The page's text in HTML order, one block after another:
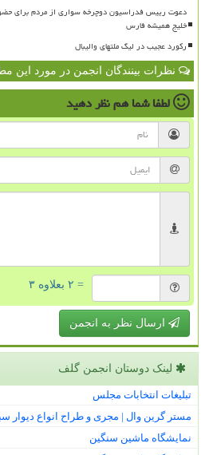
دعوت رییس فدراسیون دوچرخه سواری از مردم برای
خلیج همیشه فارس
رکورد عجیب در لیگ ملتهای والیبال
نظرات بینندگان انجمن در مورد این
لطفا شما همنظر دهید
= ۲ بعلاوه ۳
ارسال نظر به انجمن
لینک دوستان انجمن گلف
تبلیغات انتخابات مجلس
مستر گرین وال | مجری و طراح انواع دیوار
نمایشگاه ماشین سنگین